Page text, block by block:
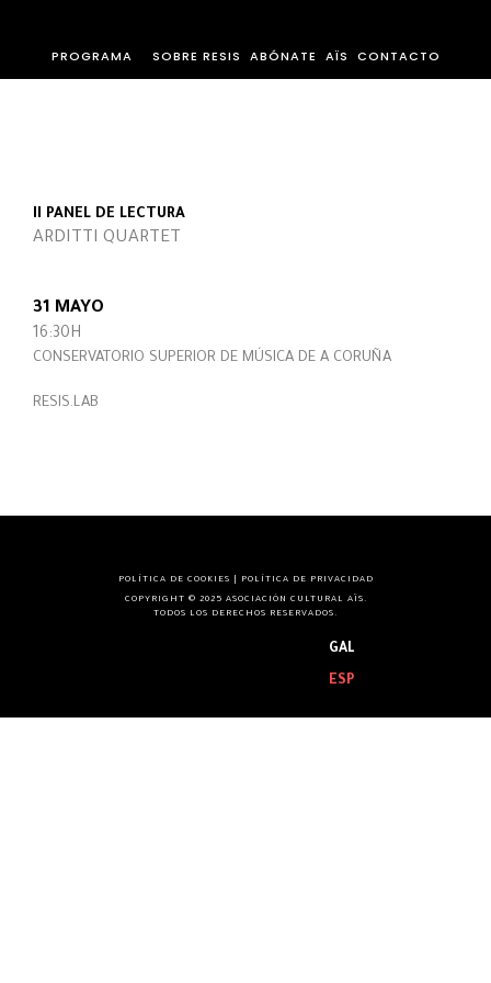
PROGRAMA SOBRE RESIS ABÓNATE AÏS CONTACTO
II PANEL DE LECTURA
ARDITTI QUARTET
31 MAYO
16:30H
CONSERVATORIO SUPERIOR DE MÚSICA DE A CORUÑA
RESIS.LAB
GAL
ESP
POLÍTICA DE COOKIES
POLÍTICA DE PRIVACIDAD
COPYRIGHT © 2025 ASOCIACIÓN CULTURAL AÏS.
TODOS LOS DERECHOS RESERVADOS.